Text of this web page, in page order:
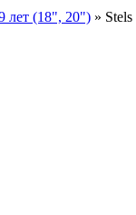
лет (18", 20") »